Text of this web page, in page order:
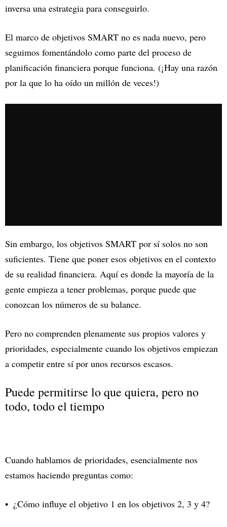
inversa una estrategia para conseguirlo.
El marco de objetivos SMART no es nada nuevo, pero
seguimos fomentándolo como parte del proceso de
planificación financiera porque funciona. (¡Hay una razón
por la que lo ha oído un millón de veces!)
Sin embargo, los objetivos SMART por sí solos no son
suficientes. Tiene que poner esos objetivos en el contexto
de su realidad financiera. Aquí es donde la mayoría de la
gente empieza a tener problemas, porque puede que
conozcan los números de su balance.
Pero no comprenden plenamente sus propios valores y
prioridades, especialmente cuando los objetivos empiezan
a competir entre sí por unos recursos escasos.
Puede permitirse lo que quiera, pero no
todo, todo el tiempo
Cuando hablamos de prioridades, esencialmente nos
estamos haciendo preguntas como:
¿Cómo influye el objetivo 1 en los objetivos 2, 3 y 4?